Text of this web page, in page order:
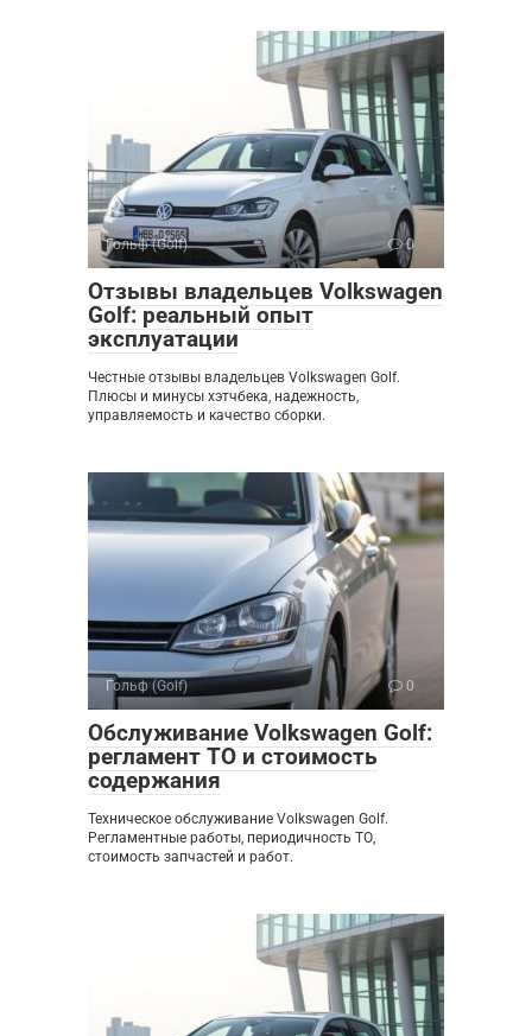
Гольф (Golf) 0
Отзывы владельцев Volkswagen
Golf: реальный опыт
эксплуатации
Честные отзывы владельцев Volkswagen Golf.
Плюсы и минусы хэтчбека, надежность,
управляемость и качество сборки.
Гольф (Golf) 0
Обслуживание Volkswagen Golf:
регламент ТО и стоимость
содержания
Техническое обслуживание Volkswagen Golf.
Регламентные работы, периодичность ТО,
стоимость запчастей и работ.